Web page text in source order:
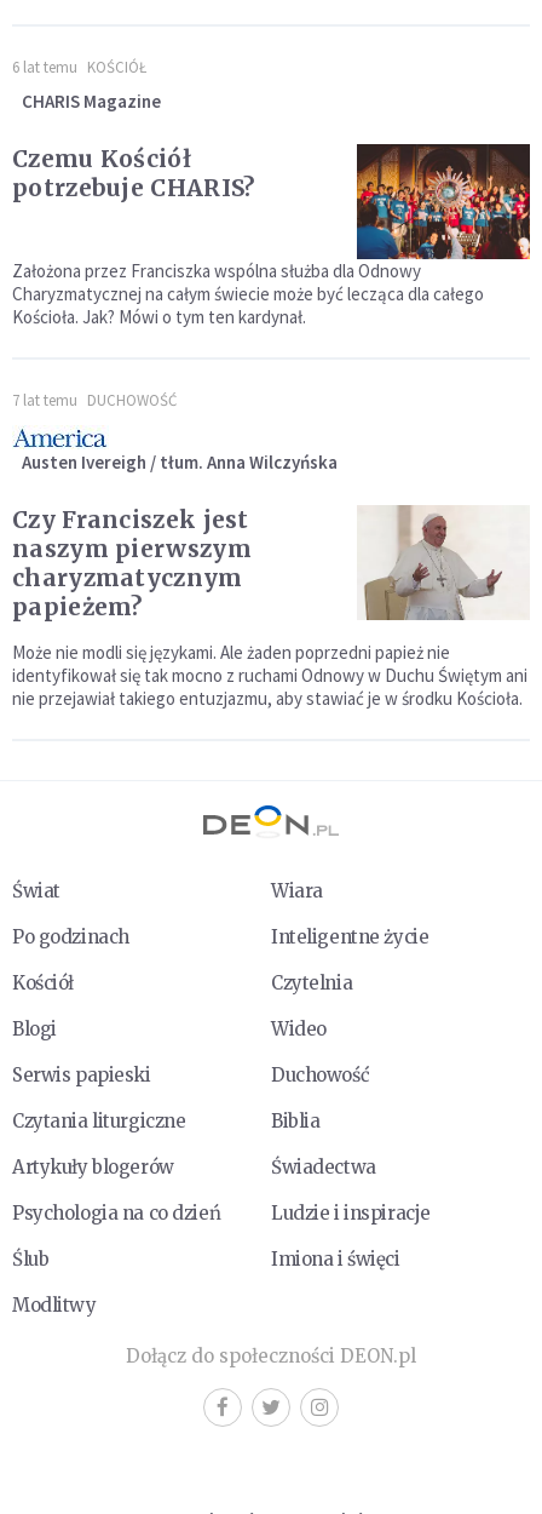
6 lat temu KOŚCIÓŁ
CHARIS Magazine
Czemu Kościół
potrzebuje CHARIS?
Założona przez Franciszka wspólna służba dla Odnowy
Charyzmatycznej na całym świecie może być lecząca dla całego
Kościoła. Jak? Mówi o tym ten kardynał.
7 lat temu DUCHOWOŚĆ
Austen Ivereigh / tłum. Anna Wilczyńska
Czy Franciszek jest
naszym pierwszym
charyzmatycznym
papieżem?
Może nie modli się językami. Ale żaden poprzedni papież nie
identyfikował się tak mocno z ruchami Odnowy w Duchu Świętym ani
nie przejawiał takiego entuzjazmu, aby stawiać je w środku Kościoła.
Świat
Wiara
Po godzinach
Inteligentne życie
Kościół
Czytelnia
Blogi
Wideo
Serwis papieski
Duchowość
Czytania liturgiczne
Biblia
Artykuły blogerów
Świadectwa
Psychologia na co dzień
Ludzie i inspiracje
Ślub
Imiona i święci
Modlitwy
Dołącz do społeczności DEON.pl